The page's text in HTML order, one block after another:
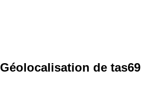
Géolocalisation de